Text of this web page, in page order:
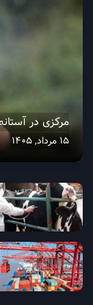
مرکزی در
15 مرداد, 1405